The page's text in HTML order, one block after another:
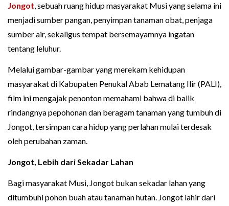
Jongot, sebuah ruang hidup masyarakat Musi yang selama ini
menjadi sumber pangan, penyimpan tanaman obat, penjaga
sumber air, sekaligus tempat bersemayamnya ingatan
tentang leluhur.
Melalui gambar-gambar yang merekam kehidupan
masyarakat di Kabupaten Penukal Abab Lematang Ilir (PALI),
film ini mengajak penonton memahami bahwa di balik
rindangnya pepohonan dan beragam tanaman yang tumbuh di
Jongot, tersimpan cara hidup yang perlahan mulai terdesak
oleh perubahan zaman.
Jongot, Lebih dari Sekadar Lahan
Bagi masyarakat Musi, Jongot bukan sekadar lahan yang
ditumbuhi pohon buah atau tanaman hutan. Jongot lahir dari